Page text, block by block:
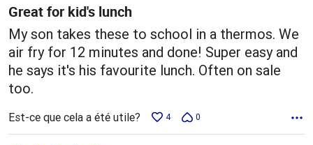
Great for kid's lunch
My son takes these to school in a thermos. We
air fry for 12 minutes and done! Super easy and
he says it's his favourite lunch. Often on sale
too.
Est-ce que cela a été utile? 4 0